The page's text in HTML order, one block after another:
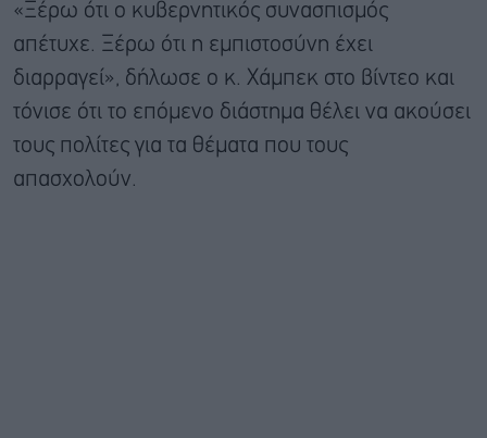
«Ξέρω ότι ο κυβερνητικός συνασπισμός
απέτυχε. Ξέρω ότι η εμπιστοσύνη έχει
διαρραγεί», δήλωσε ο κ. Χάμπεκ στο βίντεο και
τόνισε ότι το επόμενο διάστημα θέλει να ακούσει
τους πολίτες για τα θέματα που τους
απασχολούν.